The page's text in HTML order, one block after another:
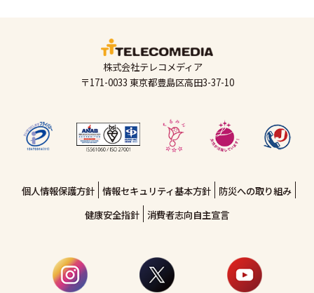
株式会社テレコメディア
〒171-0033 東京都豊島区高田3-37-10
個人情報保護方針 情報セキュリティ基本方針
防災への取り組み
健康安全指針
消費者志向自主宣言